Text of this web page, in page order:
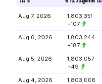
Aug 7, 2026
1,803,351
+107
Aug 6, 2026
1,803,244
+187
Aug 5, 2026
1,803,057
+49
Aug 4, 2026
1,803,008